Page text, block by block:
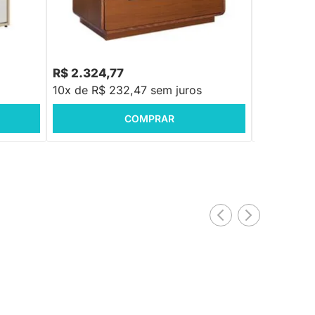
e
R$ 2.324,77
10x de R$ 232,47 sem juros
COMPRAR